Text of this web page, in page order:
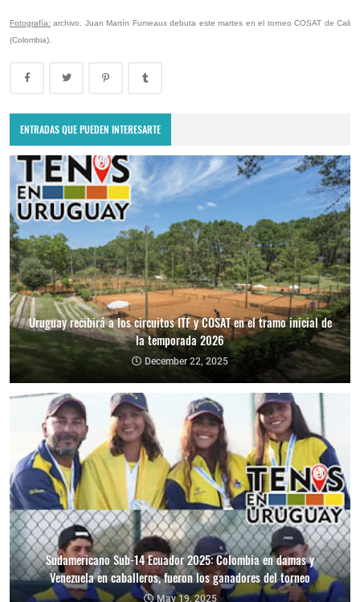
Fotografía: archivo. Juan Martín Fumeaux debuta este martes en el torneo COSAT de Cali
(Colombia).
ENTRADAS QUE PUEDEN INTERESARTE
Uruguay recibirá a los circuitos ITF y COSAT en el tramo inicial de
la temporada 2026
December 22, 2025
Sudamericano Sub-14 Ecuador 2025: Colombia en damas y
Venezuela en caballeros, fueron los ganadores del torneo
May 19, 2025